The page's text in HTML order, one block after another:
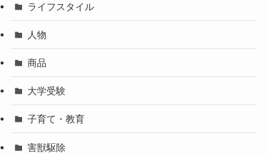
ライフスタイル
人物
商品
大学受験
子育て・教育
害獣駆除